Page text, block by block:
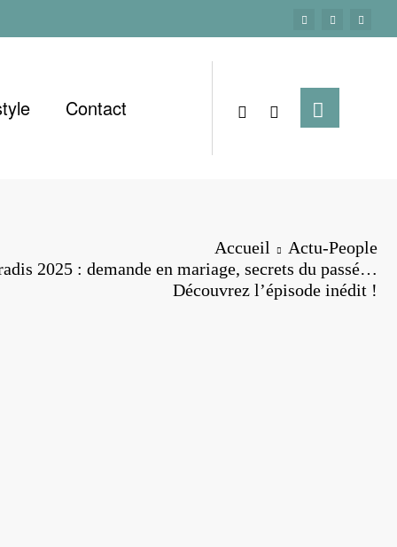
Contact
Accueil
Actu-People
2025 : demande en mariage, secrets du passé…
Découvrez l’épisode inédit !